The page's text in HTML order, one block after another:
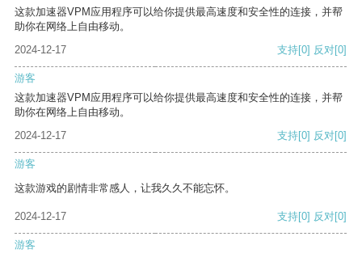
这款加速器VPM应用程序可以给你提供最高速度和安全性的连接，并帮
助你在网络上自由移动。
2024-12-17
支持[0] 反对[0]
游客
这款加速器VPM应用程序可以给你提供最高速度和安全性的连接，并帮
助你在网络上自由移动。
2024-12-17
支持[0] 反对[0]
游客
这款游戏的剧情非常感人，让我久久不能忘怀。
2024-12-17 支持[0] 反对[0]
游客